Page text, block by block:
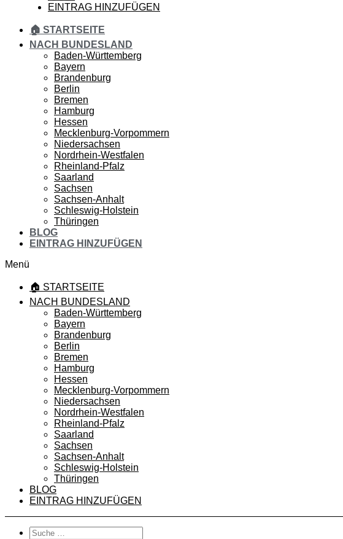
EINTRAG HINZUFÜGEN
🏠 STARTSEITE
NACH BUNDESLAND
Baden-Württemberg
Bayern
Brandenburg
Berlin
Bremen
Hamburg
Hessen
Mecklenburg-Vorpommern
Niedersachsen
Nordrhein-Westfalen
Rheinland-Pfalz
Saarland
Sachsen
Sachsen-Anhalt
Schleswig-Holstein
Thüringen
BLOG
EINTRAG HINZUFÜGEN
Menü
🏠 STARTSEITE
NACH BUNDESLAND
Baden-Württemberg
Bayern
Brandenburg
Berlin
Bremen
Hamburg
Hessen
Mecklenburg-Vorpommern
Niedersachsen
Nordrhein-Westfalen
Rheinland-Pfalz
Saarland
Sachsen
Sachsen-Anhalt
Schleswig-Holstein
Thüringen
BLOG
EINTRAG HINZUFÜGEN